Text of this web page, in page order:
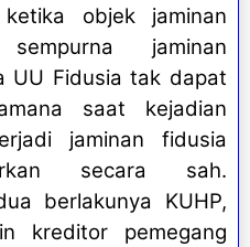
objek jaminan
jaminan
UU Fidusia tak dapat
saat kejadian
jaminan fidusia
secara sah.
berlakunya KUHP,
kreditor pemegang